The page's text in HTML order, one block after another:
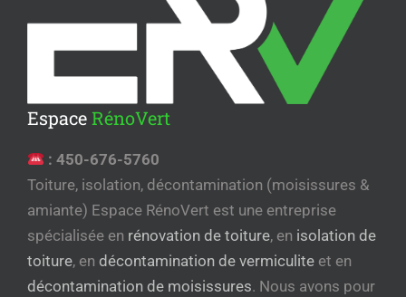
EspaceRénoVert
:450-676-5760
Toiture, isolation, décontamination (moisissures &
amiante) Espace RénoVert est une entreprise
spécialisée en rénovation de toiture, en isolation de
toiture, en décontamination de vermiculite et en
décontamination de moisissures. Nous avons pour